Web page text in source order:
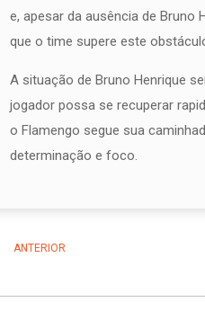
e, apesar da ausência de Bruno
que o time supere este
A situação de Bruno Henrique
jogador possa se recuperar
o Flamengo segue sua
determinação e foco.
ANTERIOR